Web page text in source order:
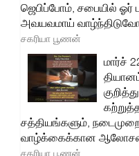
ஜெபிப்போம், சபையில் ஓர்
அவயவமாய்
சகரியா பூணன்
மார்ச்
சத்தியங்களும்,
வாழ்க்கைக்கான
சகரியா பூணன்